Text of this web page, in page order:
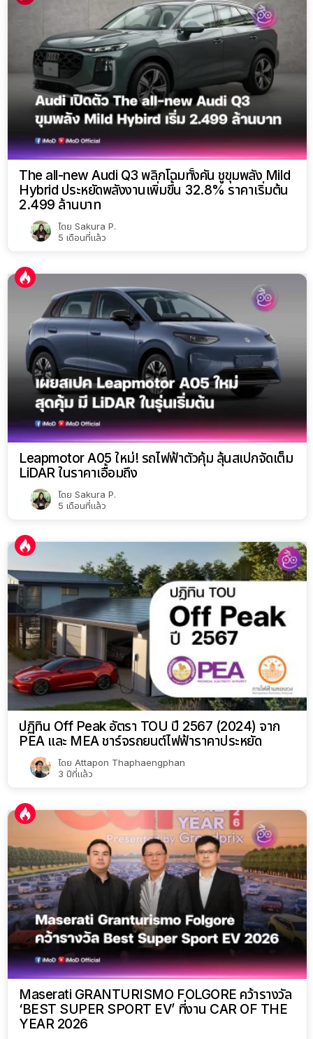
The all-new Audi Q3 พลิกโฉมทั้งคัน ชูขุมพลัง Mild
Hybrid ประหยัดพลังงานเพิ่มขึ้น 32.8% ราคาเริ่มต้น
2.499 ล้านบาท
โดย Sakura P.
5 เดือนที่แล้ว
Leapmotor A05 ใหม่! รถไฟฟ้าตัวคุ้ม ลุ้นสเปกจัดเต็ม
LiDAR ในราคาเอื้อมถึง
โดย Sakura P.
5 เดือนที่แล้ว
ปฏิทิน Off Peak อัตรา TOU ปี 2567 (2024) จาก
PEA และ MEA ชาร์จรถยนต์ไฟฟ้าราคาประหยัด
โดย Attapon Thaphaengphan
3 ปีที่แล้ว
Maserati GRANTURISMO FOLGORE คว้ารางวัล
‘BEST SUPER SPORT EV’ ที่งาน CAR OF THE
YEAR 2026